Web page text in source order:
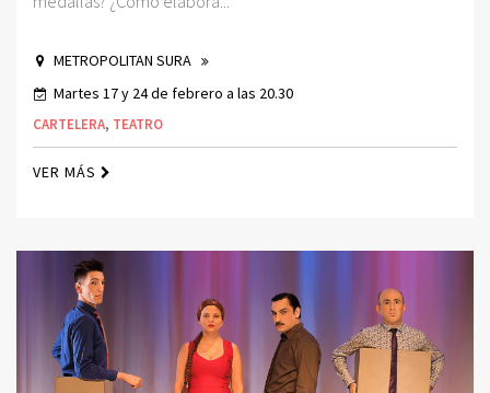
METROPOLITAN SURA
Martes 17 y 24 de febrero a las 20.30
CARTELERA, TEATRO
VER MÁS